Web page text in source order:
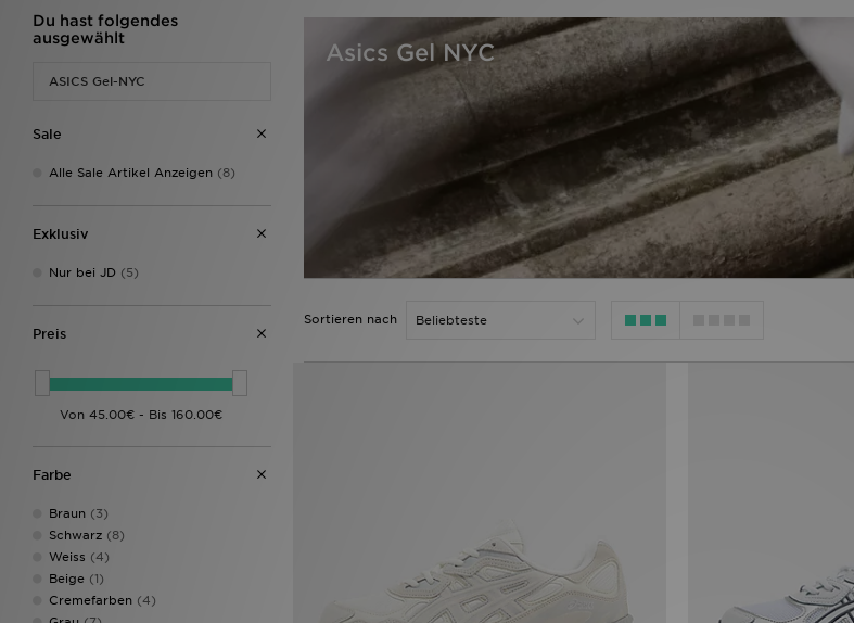
Du hast folgendes
ausgewählt
ASICS Gel-NYC
Sale
Alle Sale Artikel Anzeigen (8)
Exklusiv
Nur bei JD (5)
Preis
Farbe
Braun (3)
Schwarz (8)
Weiss (4)
Beige (1)
Cremefarben (4)
Asics Gel NYC
Sortieren nach